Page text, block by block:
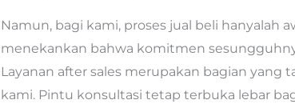
Namun, bagi kami, proses jual beli hanyalah
menekankan bahwa komitmen
Layanan after sales merupakan bagian yang
kami. Pintu konsultasi tetap terbuka lebar